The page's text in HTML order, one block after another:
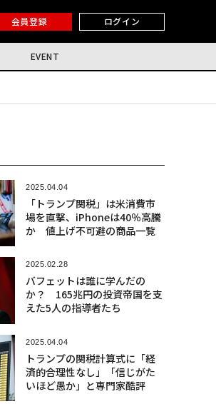
会員登録 ログイン
EVENT
2025.04.04
「トランプ関税」は米消費市
場を直撃、iPhoneは40％高騰
か 値上げ不可避の商品一覧
2025.02.28
バフェットは誰に学んだの
か？ 165兆円の投資帝国を支
えた5人の指導者たち
2025.04.04
トランプの関税計算式に「経
済的合理性なし」「信じがた
いほど愚か」と専門家酷評